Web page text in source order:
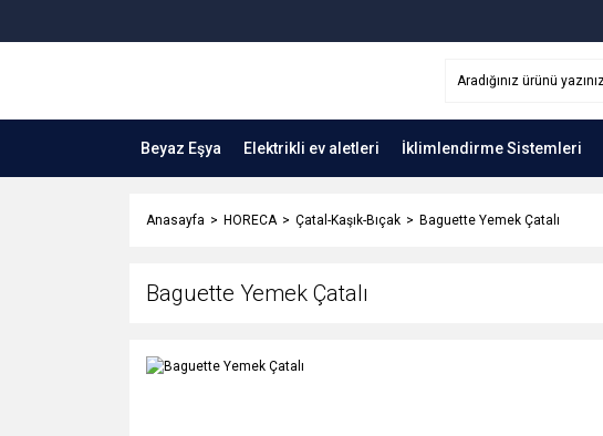
Beyaz Eşya Elektrikli ev aletleri İklimlendirme Sistemleri
Anasayfa HORECA Çatal-Kaşık-Bıçak Baguette Yemek Çatalı
Baguette Yemek Çatalı